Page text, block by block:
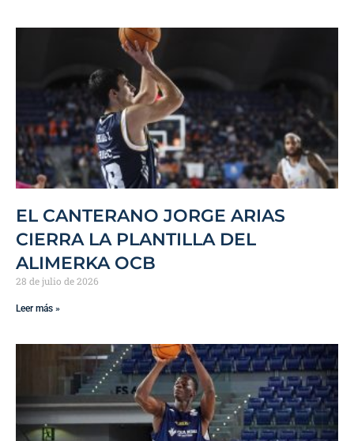
EL CANTERANO JORGE ARIAS
CIERRA LA PLANTILLA DEL
ALIMERKA OCB
28 de julio de 2026
Leer más »